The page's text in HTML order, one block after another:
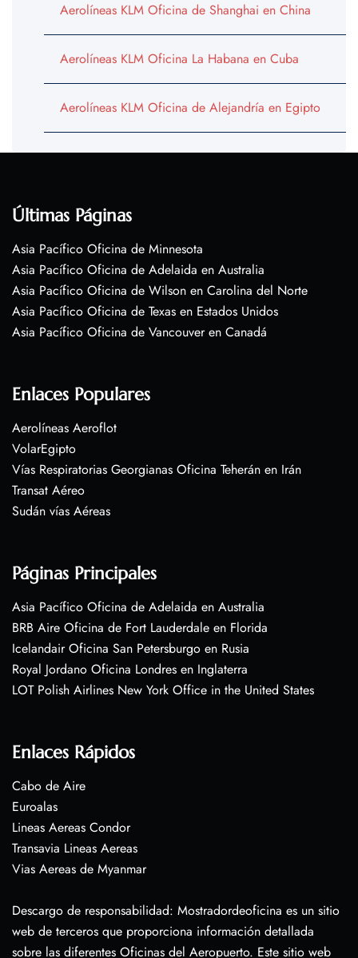
Aerolíneas KLM Oficina de Shanghai en China
Aerolíneas KLM Oficina La Habana en Cuba
Aerolíneas KLM Oficina de Alejandría en Egipto
Últimas Páginas
Asia Pacífico Oficina de Minnesota
Asia Pacífico Oficina de Adelaida en Australia
Asia Pacífico Oficina de Wilson en Carolina del Norte
Asia Pacífico Oficina de Texas en Estados Unidos
Asia Pacífico Oficina de Vancouver en Canadá
Enlaces Populares
Aerolíneas Aeroflot
VolarEgipto
Vías Respiratorias Georgianas Oficina Teherán en Irán
Transat Aéreo
Sudán vías Aéreas
Páginas Principales
Asia Pacífico Oficina de Adelaida en Australia
BRB Aire Oficina de Fort Lauderdale en Florida
Icelandair Oficina San Petersburgo en Rusia
Royal Jordano Oficina Londres en Inglaterra
LOT Polish Airlines New York Office in the United States
Enlaces Rápidos
Cabo de Aire
Euroalas
Lineas Aereas Condor
Transavia Lineas Aereas
Vias Aereas de Myanmar
Descargo de responsabilidad: Mostradordeoficina es un sitio
web de terceros que proporciona información detallada
sobre las diferentes Oficinas del Aeropuerto. Este sitio web